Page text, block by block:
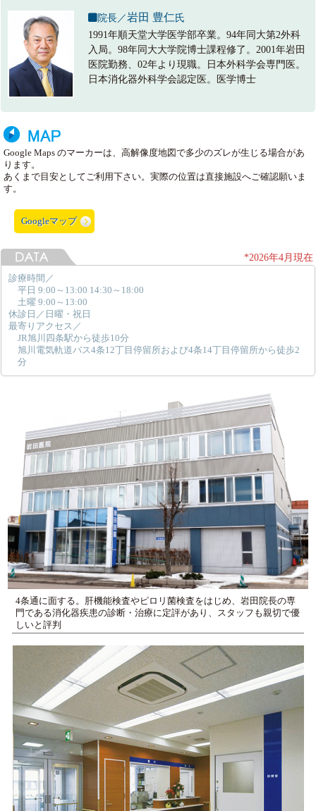
院長／岩田 豊仁氏
1991年順天堂大学医学部卒業。94年同大第2外科
入局。98年同大大学院博士課程修了。2001年岩田
医院勤務、02年より現職。日本外科学会専門医。
日本消化器外科学会認定医。医学博士
Google Maps のマーカーは、高解像度地図で多少のズレが生じる場合があ
ります。
あくまで目安としてご利用下さい。実際の位置は直接施設へご確認願いま
す。
Googleマップ
*2026年4月現在
診療時間／
平日 9:00～13:00 14:30～18:00
土曜 9:00～13:00
休診日／日曜・祝日
最寄りアクセス／
JR旭川四条駅から徒歩10分
旭川電気軌道バス4条12丁目停留所および4条14丁目停留所から徒歩2
分
4条通に面する。肝機能検査やピロリ菌検査をはじめ、岩田院長の専
門である消化器疾患の診断・治療に定評があり、スタッフも親切で優
しいと評判